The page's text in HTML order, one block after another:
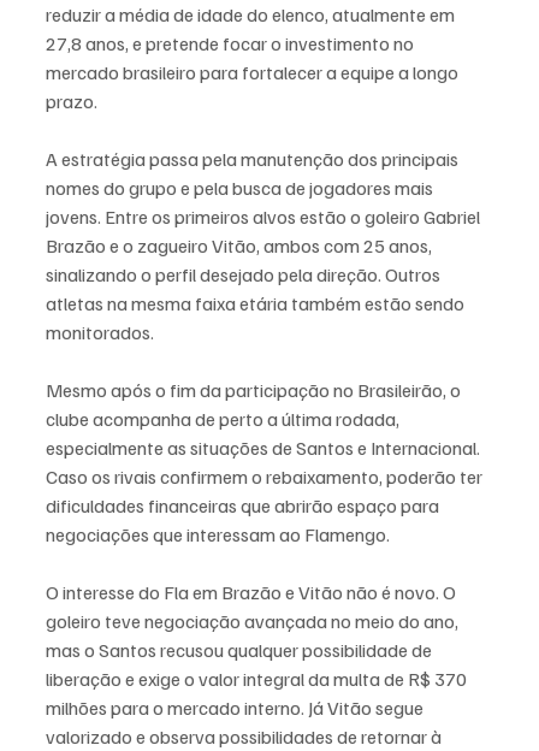
reduzir a média de idade do elenco, atualmente em
27,8 anos, e pretende focar o investimento no
mercado brasileiro para fortalecer a equipe a longo
prazo.
A estratégia passa pela manutenção dos principais
nomes do grupo e pela busca de jogadores mais
jovens. Entre os primeiros alvos estão o goleiro Gabriel
Brazão e o zagueiro Vitão, ambos com 25 anos,
sinalizando o perfil desejado pela direção. Outros
atletas na mesma faixa etária também estão sendo
monitorados.
Mesmo após o fim da participação no Brasileirão, o
clube acompanha de perto a última rodada,
especialmente as situações de Santos e Internacional.
Caso os rivais confirmem o rebaixamento, poderão ter
dificuldades financeiras que abrirão espaço para
negociações que interessam ao Flamengo.
O interesse do Fla em Brazão e Vitão não é novo. O
goleiro teve negociação avançada no meio do ano,
mas o Santos recusou qualquer possibilidade de
liberação e exige o valor integral da multa de R$ 370
milhões para o mercado interno. Já Vitão segue
valorizado e observa possibilidades de retornar à